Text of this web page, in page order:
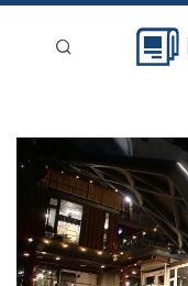
新聞稿分類
登入
刊登